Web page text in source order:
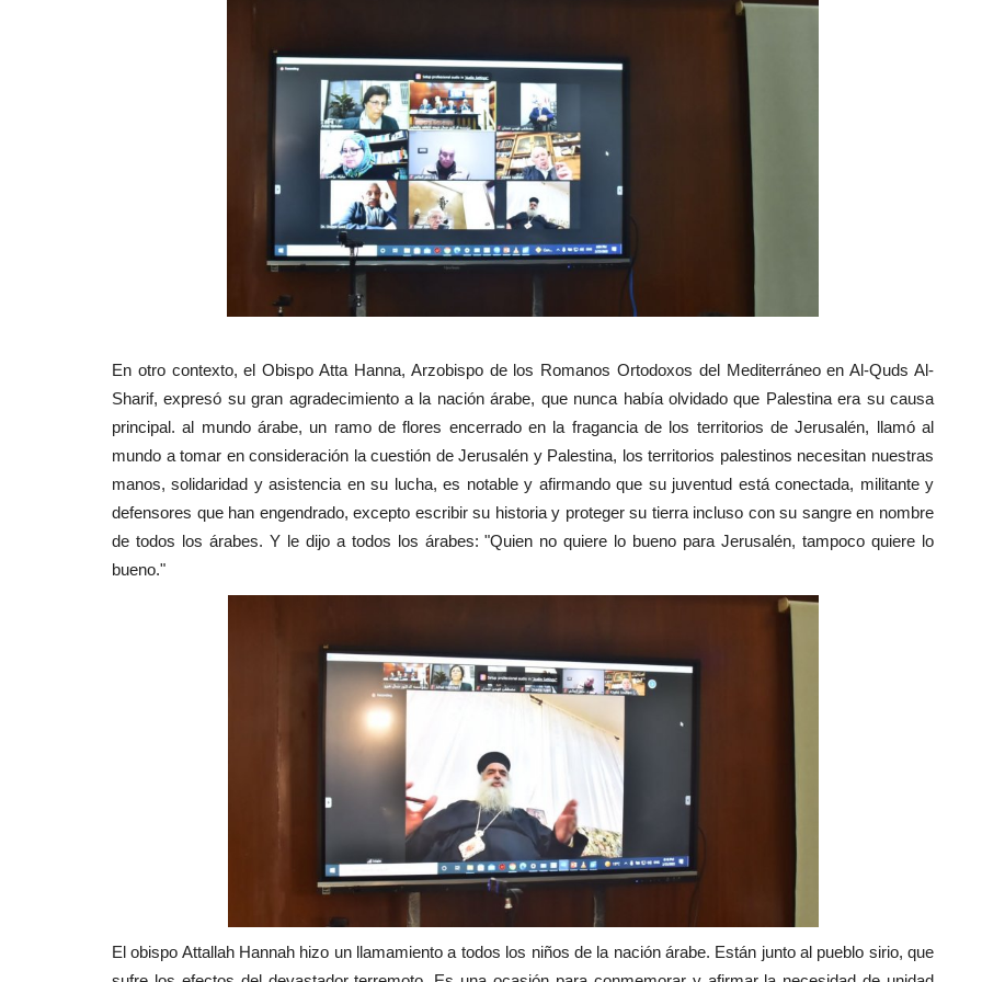
En otro contexto, el Obispo Atta Hanna, Arzobispo de los Romanos Ortodoxos del Mediterráneo en Al-Quds Al-
Sharif, expresó su gran agradecimiento a la nación árabe, que nunca había olvidado que Palestina era su causa
principal. al mundo árabe, un ramo de flores encerrado en la fragancia de los territorios de Jerusalén, llamó al
mundo a tomar en consideración la cuestión de Jerusalén y Palestina, los territorios palestinos necesitan nuestras
manos, solidaridad y asistencia en su lucha, es notable y afirmando que su juventud está conectada, militante y
defensores que han engendrado, excepto escribir su historia y proteger su tierra incluso con su sangre en nombre
de todos los árabes. Y le dijo a todos los árabes: "Quien no quiere lo bueno para Jerusalén, tampoco quiere lo
bueno."
El obispo Attallah Hannah hizo un llamamiento a todos los niños de la nación árabe. Están junto al pueblo sirio, que